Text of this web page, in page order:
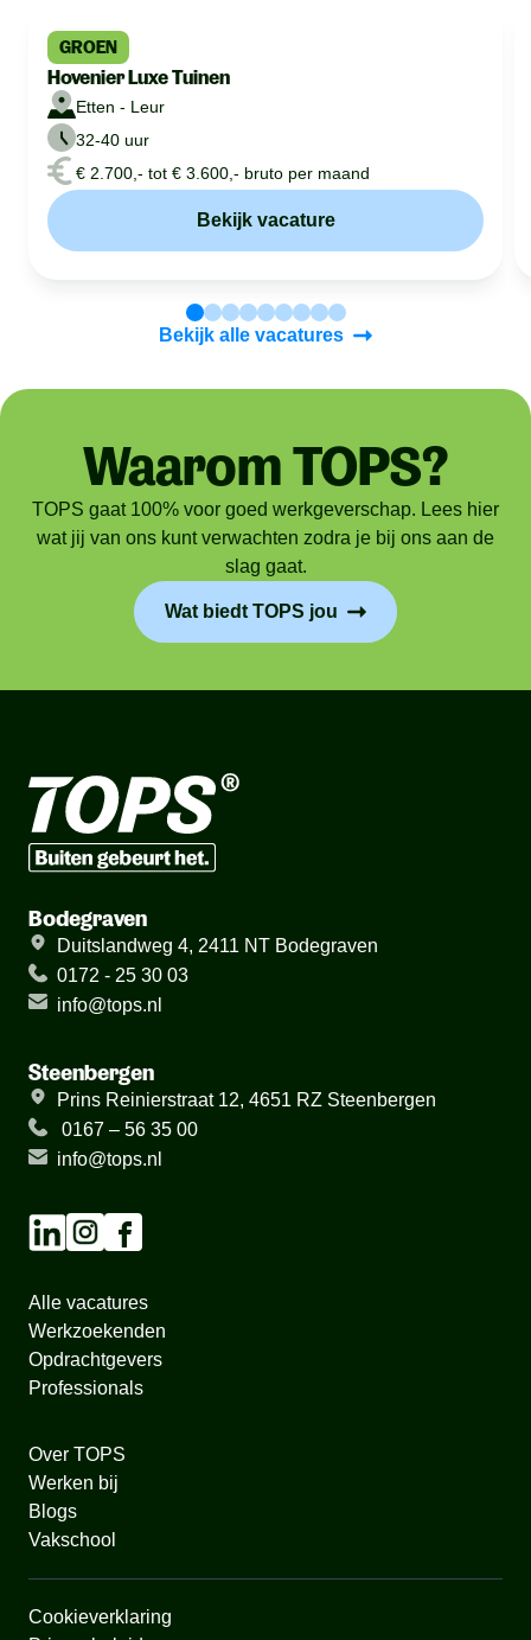
GROEN
Hovenier Luxe Tuinen
Etten - Leur
32-40 uur
€ 2.700,- tot € 3.600,- bruto per maand
Bekijk vacature
Bekijk alle vacatures
Waarom TOPS?
TOPS gaat 100% voor goed werkgeverschap. Lees hier
wat jij van ons kunt verwachten zodra je bij ons aan de
slag gaat.
Wat biedt TOPS jou
Bodegraven
Duitslandweg 4, 2411 NT Bodegraven
0172 - 25 30 03
info@tops.nl
Steenbergen
Prins Reinierstraat 12, 4651 RZ Steenbergen
0167 – 56 35 00
info@tops.nl
Alle vacatures
Werkzoekenden
Opdrachtgevers
Professionals
Over TOPS
Werken bij
Blogs
Vakschool
Cookieverklaring